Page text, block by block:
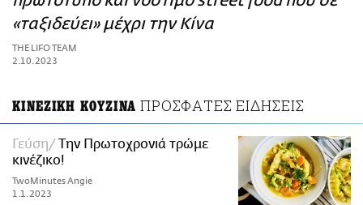
ΑΜΠΑ
PRINT
«ταξιδεύει» μέχρι την Κίνα
THE LIFO TEAM
2.10.2023
ΚΙΝΕΖΙΚΗ ΚΟΥΖΙΝΑ ΠΡΟΣΦΑΤΕΣ ΕΙΔΗΣΕΙΣ
Γεύση
Την Πρωτοχρονιά τρώμε
κινέζικο!
TwoMinutes Angie
1.1.2023